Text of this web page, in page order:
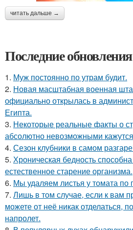
читать дальше →
Последние
1. Муж постоянно по утрам будит.
2. Новая масштабная военная
официально открылась в
Египта.
3. Некоторые реальные факты о
абсолютно невозможными
4. Сезон клубники в самом
5. Хроническая бедность
естественное старение организма.
6. Мы удаляем листья у томата по
7. Лишь в том случае, если к вам
можете от неё никак отделаться,
напролет.